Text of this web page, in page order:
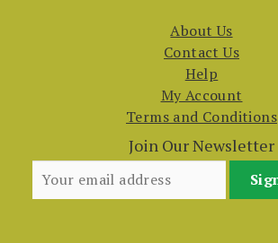
About Us
Contact Us
Help
My Account
Terms and Conditions
Join Our Newsletter